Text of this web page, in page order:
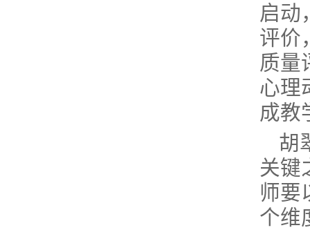
启动
评价
质量
心理
成教
胡
关键
师要
个维